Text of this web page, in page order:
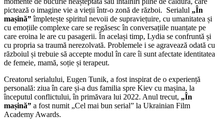
pictează o imagine vie a vieții într-o zonă de război. Serialul „În
mașină”împletește spiritul nevoii de supraviețuire, cu umanitatea și
cu emoțiile complexe care se regăsesc în conversațiile nuanțate pe
care eroina le are cu pasagerii. În același timp, Lydia se confruntă și
cu propria sa traumă nerezolvată. Problemele i se agravează odată cu
războiul și trebuie să accepte modul în care îi sunt afectate identitatea
de femeie, mamă, soție și terapeut.
Creatorul serialului, Eugen Tunik, a fost inspirat de o experiență
personală: ziua în care și-a dus familia spre Kiev cu mașina, la
începutul conflictului, în primăvara lui 2022. Anul trecut, „În
mașină” a fost numit „Cel mai bun serial” la Ukrainian Film
Academy Awards.